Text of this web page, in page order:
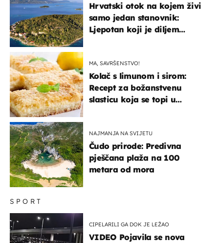
SPORT
CIPELARILI GA DOK JE LEŽAO
VIDEO Pojavila se nova
Hrvatski otok na kojem živi
samo jedan stanovnik:
Ljepotan koji je diljem
MA, SAVRŠENSTVO!
Kolač s limunom i sirom:
Recept za božanstvenu
slasticu koja se topi u
NAJMANJA NA SVIJETU
Čudo prirode: Predivna
pješčana plaža na 100
metara od mora